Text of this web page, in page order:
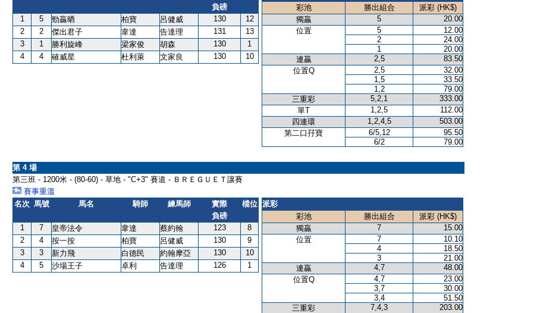
負磅
1 5 勁贏晒 柏寶 呂健威 130
12
2
2 傑出君子 韋達 告達理 131
13
3
1 勝利旋峰 梁家俊 胡森 130
1
4
4 確威星 杜利萊 文家良 130 10
彩池
勝出組合
派彩 (HK$)
獨贏
5
20.00
位置
5
12.00
2
24.00
1
20.00
連贏
2,5
83.50
位置Q
2,5
32.00
1,5
33.50
1,2
79.00
三重彩
5,2,1
333.00
單T
1,2,5
112.00
四連環
1,2,4,5
503.00
第二口孖寶
6/5,12
95.50
6/2
79.00
第 4 場
第三班 - 1200米 - (80-60) - 草地 - "C+3" 賽道 - ＢＲＥＧＵＥＴ讓賽
賽事重溫
名次 馬號 馬名 騎師 練馬師
實際
負磅
檔位
1 7 皇帝法令 韋達 蔡約翰 123
8
2
4 按一按 柏寶 呂健威 130
9
3
3 新力飛 白德民 約翰摩亞 130
10
4
5 沙場王子 卓利 告達理 126 1
派彩
彩池
勝出組合
派彩 (HK$)
獨贏
7
15.00
位置
7
10.10
4
18.50
3
21.00
連贏
4,7
48.00
位置Q
4,7
23.00
3,7
30.00
3,4
51.50
三重彩
7,4,3
203.00